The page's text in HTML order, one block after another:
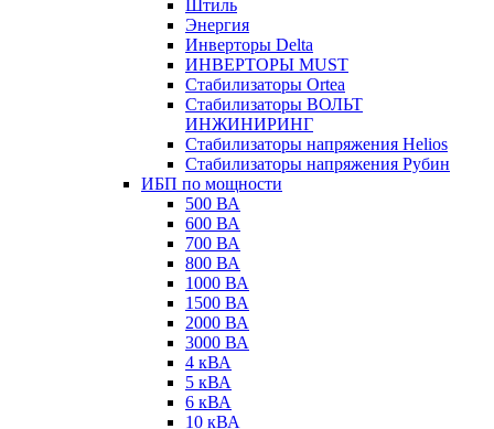
Штиль
Энергия
Инверторы Delta
ИНВЕРТОРЫ MUST
Стабилизаторы Ortea
Стабилизаторы ВОЛЬТ
ИНЖИНИРИНГ
Стабилизаторы напряжения Helios
Стабилизаторы напряжения Рубин
ИБП по мощности
500 ВА
600 ВА
700 ВА
800 ВА
1000 ВА
1500 ВА
2000 ВА
3000 ВА
4 кВА
5 кВА
6 кВА
10 кВА